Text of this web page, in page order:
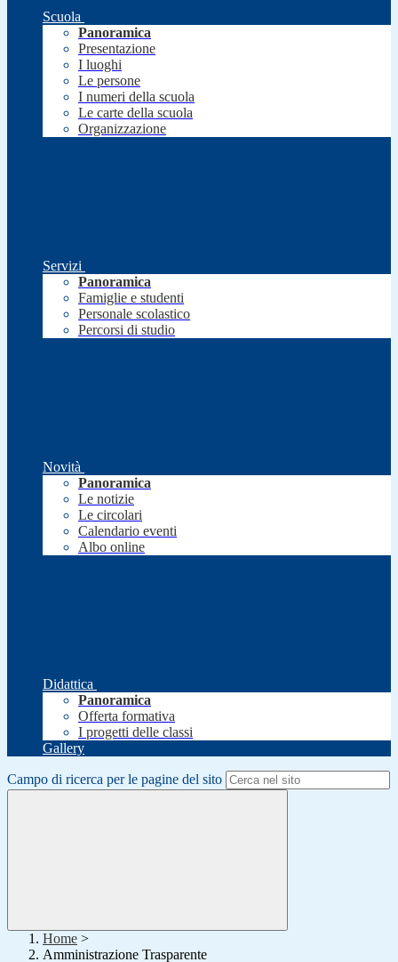
Scuola
Panoramica
Presentazione
I luoghi
Le persone
I numeri della scuola
Le carte della scuola
Organizzazione
Servizi
Panoramica
Famiglie e studenti
Personale scolastico
Percorsi di studio
Novità
Panoramica
Le notizie
Le circolari
Calendario eventi
Albo online
Didattica
Panoramica
Offerta formativa
I progetti delle classi
Gallery
Campo di ricerca per le pagine del sito
Home >
Amministrazione Trasparente